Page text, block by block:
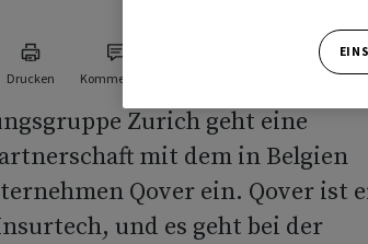
Drucken Kommentare
Zurich geht eine
mit dem in Belgien
Qover ein. Qover ist
und es geht bei der